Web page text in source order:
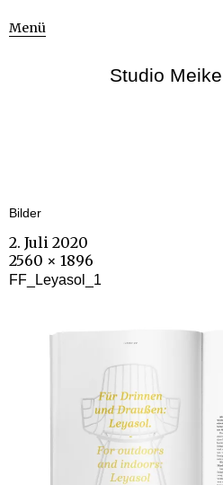
Menü
Studio
Bilder
2. Juli 2020
2560 × 1896
FF_Leyasol_1